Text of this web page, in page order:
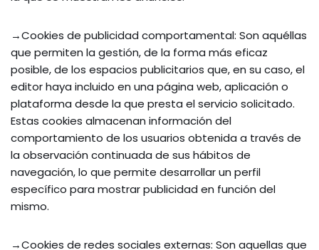
→Cookies de publicidad comportamental: Son aquéllas
que permiten la gestión, de la forma más eficaz
posible, de los espacios publicitarios que, en su caso, el
editor haya incluido en una página web, aplicación o
plataforma desde la que presta el servicio solicitado.
Estas cookies almacenan información del
comportamiento de los usuarios obtenida a través de
la observación continuada de sus hábitos de
navegación, lo que permite desarrollar un perfil
específico para mostrar publicidad en función del
mismo.
→Cookies de redes sociales externas: Son aquellas que